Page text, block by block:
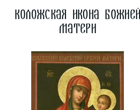
Коложская икона
Матери